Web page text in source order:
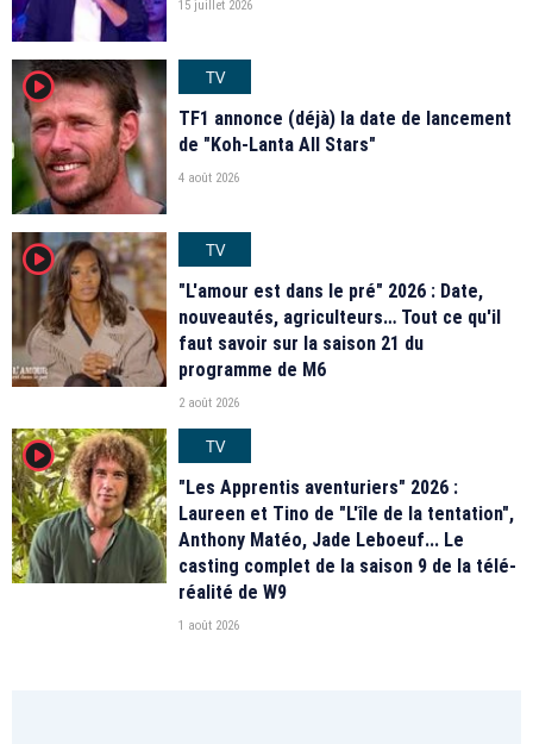
15 juillet 2026
player2
TV
TF1 annonce (déjà) la date de lancement
de "Koh-Lanta All Stars"
4 août 2026
player2
TV
"L'amour est dans le pré" 2026 : Date,
nouveautés, agriculteurs… Tout ce qu'il
faut savoir sur la saison 21 du
programme de M6
2 août 2026
player2
TV
"Les Apprentis aventuriers" 2026 :
Laureen et Tino de "L'île de la tentation",
Anthony Matéo, Jade Leboeuf... Le
casting complet de la saison 9 de la télé-
réalité de W9
1 août 2026